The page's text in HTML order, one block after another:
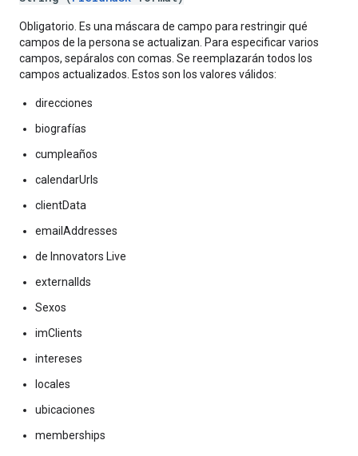
Obligatorio. Es una máscara de campo para restringir qué
campos de la persona se actualizan. Para especificar varios
campos, sepáralos con comas. Se reemplazarán todos los
campos actualizados. Estos son los valores válidos:
direcciones
biografías
cumpleaños
calendarUrls
clientData
emailAddresses
de Innovators Live
externalIds
Sexos
imClients
intereses
locales
ubicaciones
memberships